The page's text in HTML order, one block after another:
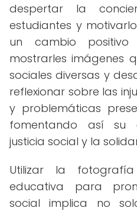
despertar la
estudiantes y
un cambio
mostrarles imágenes
sociales diversas y
reflexionar sobre las
y problemáticas
fomentando así su
justicia social y la
Utilizar la
educativa para
social implica no